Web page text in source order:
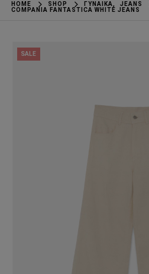
HOME SHOP ΓΥΝΑΊΚΑ,
JEANS
COMPANIA FANTASTICA WHITE JEANS
SALE